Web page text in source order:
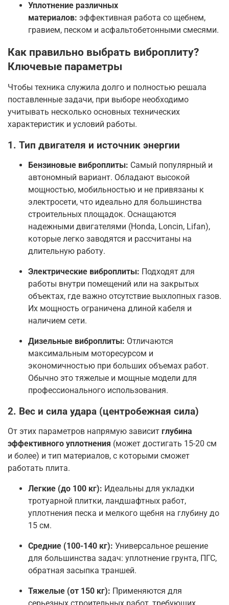
Уплотнение различных
материалов: эффективная работа со щебнем,
гравием, песком и асфальтобетонными смесями.
Как правильно выбрать виброплиту?
Ключевые параметры
Чтобы техника служила долго и полностью решала
поставленные задачи, при выборе необходимо
учитывать несколько основных технических
характеристик и условий работы.
1. Тип двигателя и источник энергии
Бензиновые виброплиты: Самый популярный и
автономный вариант. Обладают высокой
мощностью, мобильностью и не привязаны к
электросети, что идеально для большинства
строительных площадок. Оснащаются
надежными двигателями (Honda, Loncin, Lifan),
которые легко заводятся и рассчитаны на
длительную работу.
Электрические виброплиты: Подходят для
работы внутри помещений или на закрытых
объектах, где важно отсутствие выхлопных газов.
Их мощность ограничена длиной кабеля и
наличием сети.
Дизельные виброплиты: Отличаются
максимальным моторесурсом и
экономичностью при больших объемах работ.
Обычно это тяжелые и мощные модели для
профессионального использования.
2. Вес и сила удара (центробежная сила)
От этих параметров напрямую зависит глубина
эффективного уплотнения (может достигать 15-20 см
и более) и тип материалов, с которыми сможет
работать плита.
Легкие (до 100 кг): Идеальны для укладки
тротуарной плитки, ландшафтных работ,
уплотнения песка и мелкого щебня на глубину до
15 см.
Средние (100-140 кг): Универсальное решение
для большинства задач: уплотнение грунта, ПГС,
обратная засыпка траншей.
Тяжелые (от 150 кг): Применяются для